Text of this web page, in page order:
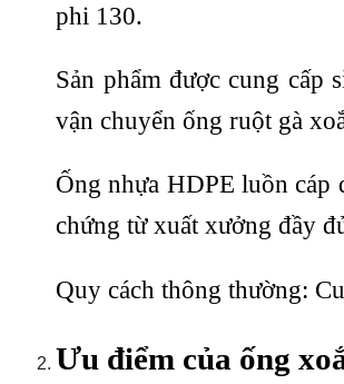
phi 130.
Sản phẩm được cung
vận chuyển ống ruột gà
Ống nhựa HDPE luồn cáp
chứng từ xuất xưởng đầy
Quy cách thông thường:
Ưu điểm của ống